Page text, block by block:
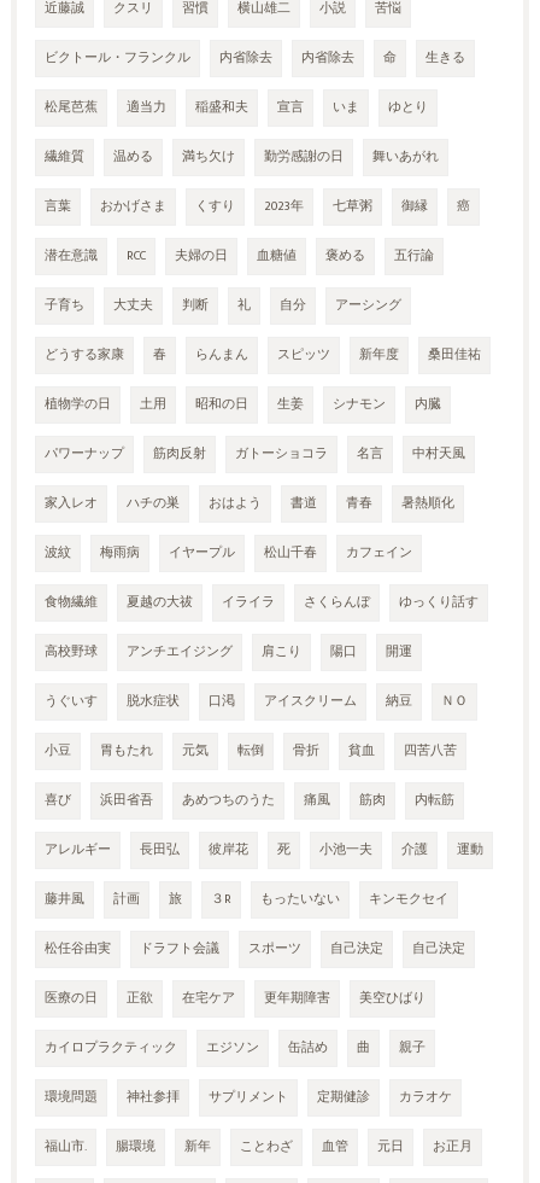
近藤誠 クスリ 習慣 横山雄二 小説 苦悩
ビクトール・フランクル 内省除去 内省除去 命 生きる
松尾芭蕉 適当力 稲盛和夫 宣言 いま ゆとり
繊維質 温める 満ち欠け 勤労感謝の日 舞いあがれ
言葉 おかげさま くすり 2023年 七草粥 御縁 癌
潜在意識 RCC 夫婦の日 血糖値 褒める 五行論
子育ち 大丈夫 判断 礼 自分 アーシング
どうする家康 春 らんまん スピッツ 新年度 桑田佳祐
植物学の日 土用 昭和の日 生姜 シナモン 内臓
パワーナップ 筋肉反射 ガトーショコラ 名言 中村天風
家入レオ ハチの巣 おはよう 書道 青春 暑熱順化
波紋 梅雨病 イヤープル 松山千春 カフェイン
食物繊維 夏越の大祓 イライラ さくらんぼ ゆっくり話す
高校野球 アンチエイジング 肩こり 陽口 開運
うぐいす 脱水症状 口渇 アイスクリーム 納豆 ＮＯ
小豆 胃もたれ 元気 転倒 骨折 貧血 四苦八苦
喜び 浜田省吾 あめつちのうた 痛風 筋肉 内転筋
アレルギー 長田弘 彼岸花 死 小池一夫 介護 運動
藤井風 計画 旅 ３R もったいない キンモクセイ
松任谷由実 ドラフト会議 スポーツ 自己決定 自己決定
医療の日 正欲 在宅ケア 更年期障害 美空ひばり
カイロプラクティック エジソン 缶詰め 曲 親子
環境問題 神社参拝 サプリメント 定期健診 カラオケ
福山市. 腸環境 新年 ことわざ 血管 元日 お正月